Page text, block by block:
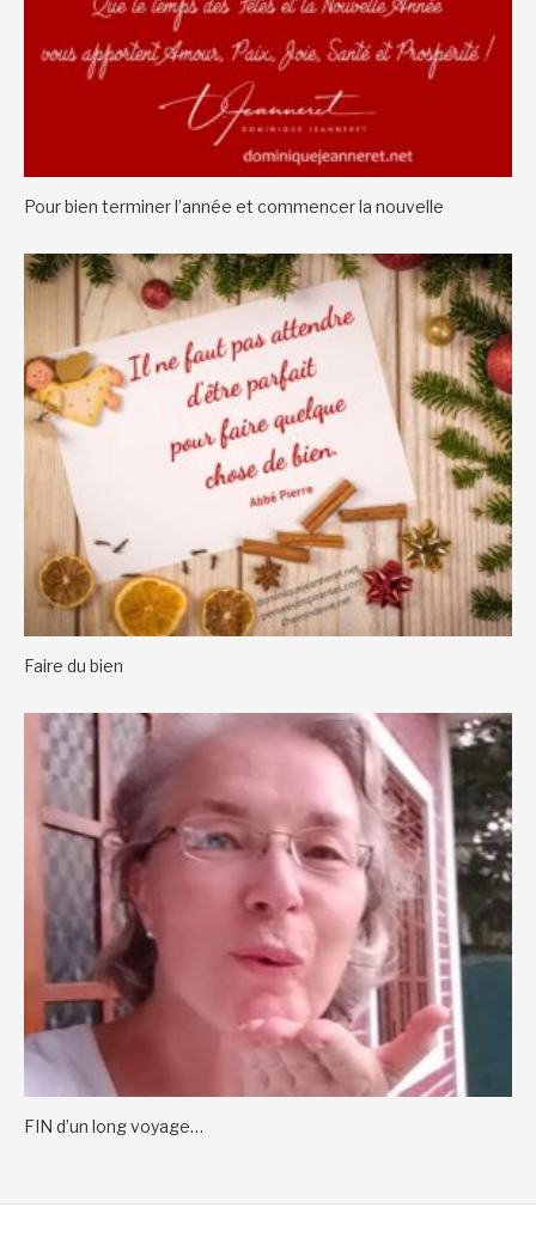
Pour bien terminer l’année et commencer la nouvelle
Faire du bien
FIN d’un long voyage…